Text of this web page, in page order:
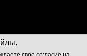
свое согласие на